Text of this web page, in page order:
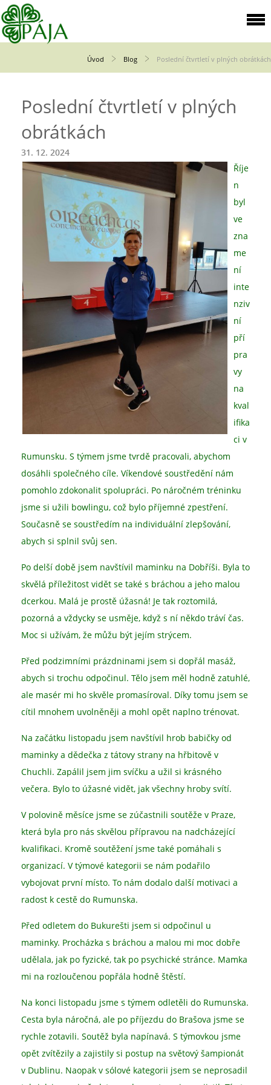
Úvod Blog Poslední čtvrtletí v plných obrátkách
Poslední čtvrtletí v plných
obrátkách
31. 12. 2024
Říje
n
byl
ve
zna
me
ní
inte
nziv
ní
pří
pra
vy
na
kval
ifika
ci v
Rumunsku. S týmem jsme tvrdě pracovali, abychom
dosáhli společného cíle. Víkendové soustředění nám
pomohlo zdokonalit spolupráci. Po náročném tréninku
jsme si užili bowlingu, což bylo příjemné zpestření.
Současně se soustředím na individuální zlepšování,
abych si splnil svůj sen.
Po delší době jsem navštívil maminku na Dobříši. Byla to
skvělá příležitost vidět se také s bráchou a jeho malou
dcerkou. Malá je prostě úžasná! Je tak roztomilá,
pozorná a vždycky se usměje, když s ní někdo tráví čas.
Moc si užívám, že můžu být jejím strýcem.
Před podzimními prázdninami jsem si dopřál masáž,
abych si trochu odpočinul. Tělo jsem měl hodně zatuhlé,
ale masér mi ho skvěle promasíroval. Díky tomu jsem se
cítil mnohem uvolněněji a mohl opět naplno trénovat.
Na začátku listopadu jsem navštívil hrob babičky od
maminky a dědečka z tátovy strany na hřbitově v
Chuchli. Zapálil jsem jim svíčku a užil si krásného
večera. Bylo to úžasné vidět, jak všechny hroby svítí.
V polovině měsíce jsme se zúčastnili soutěže v Praze,
která byla pro nás skvělou přípravou na nadcházející
kvalifikaci. Kromě soutěžení jsme také pomáhali s
organizací. V týmové kategorii se nám podařilo
vybojovat první místo. To nám dodalo další motivaci a
radost k cestě do Rumunska.
Před odletem do Bukurešti jsem si odpočinul u
maminky. Procházka s bráchou a malou mi moc dobře
udělala, jak po fyzické, tak po psychické stránce. Mamka
mi na rozloučenou popřála hodně štěstí.
Na konci listopadu jsme s týmem odletěli do Rumunska.
Cesta byla náročná, ale po příjezdu do Brašova jsme se
rychle zotavili. Soutěž byla napínavá. S týmovkou jsme
opět zvítězily a zajistily si postup na světový šampionát
v Dublinu. Naopak v sólové kategorii jsem se neprosadil